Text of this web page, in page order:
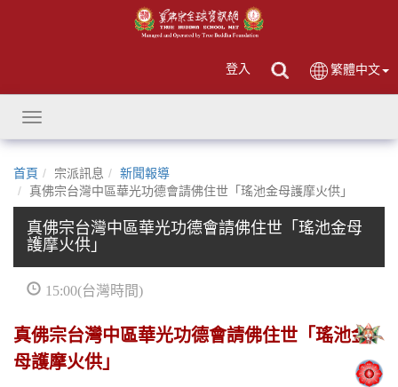
登入 繁體中文
Toggle
navigation
首頁 宗派訊息
新聞報導
真佛宗台灣中區華光功德會請佛住世「瑤池金母護摩火供」
真佛宗台灣中區華光功德會請佛住世「瑤池金母
護摩火供」
15:00(台灣時間)
真佛宗台灣中區華光功德會請佛住世「瑤池金
母護摩火供」